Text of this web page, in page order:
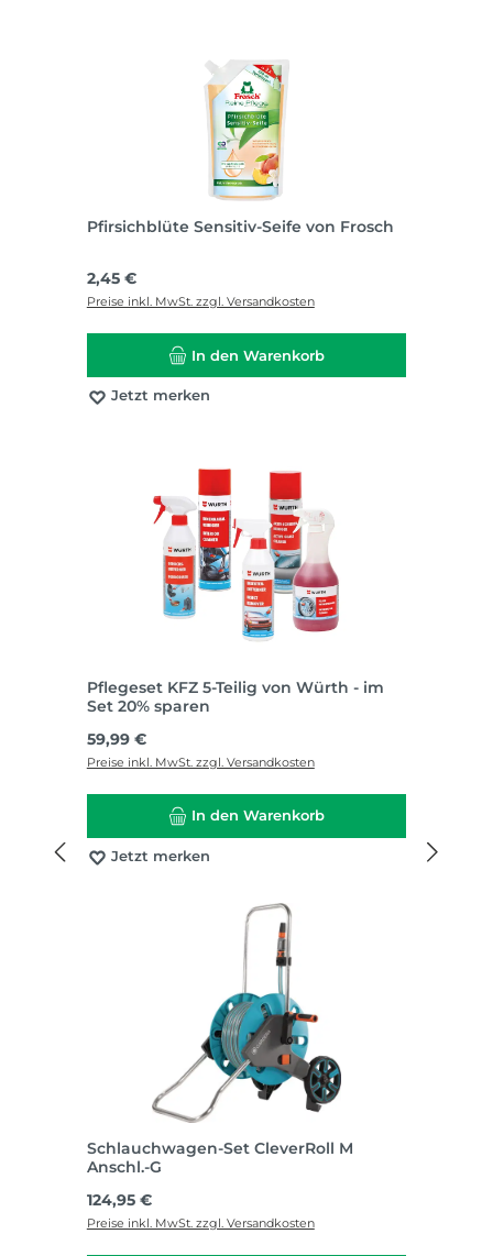
Pfirsichblüte Sensitiv-Seife von Frosch
Regulärer Preis:
2,45 €
Preise inkl. MwSt. zzgl. Versandkosten
In den Warenkorb
Jetzt merken
Pflegeset KFZ 5-Teilig von Würth - im
Set 20% sparen
Regulärer Preis:
59,99 €
Preise inkl. MwSt. zzgl. Versandkosten
In den Warenkorb
Jetzt merken
Schlauchwagen-Set CleverRoll M
Anschl.-G
Regulärer Preis:
124,95 €
Preise inkl. MwSt. zzgl. Versandkosten